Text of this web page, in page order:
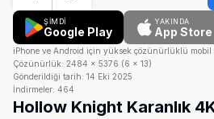
ŞİMDİ
Google Play
YAKINDA
App Store
iPhone ve Android için yüksek çözünürlüklü mobil
Çözünürlük: 2484 × 5376 (6 × 13)
Gönderildiği tarih: 14 Eki 2025
İndirmeler: 464
Hollow Knight Karanlık